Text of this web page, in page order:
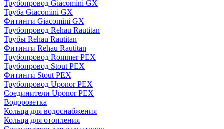
Трубопровод Giacomini GX
Труба Giacomini GX
Фитинги Giacomini GX
Трубопровод Rehau Rautitan
Трубы Rehau Rautitan
Фитинги Rehau Rautitan
Трубопровод Rommer PEX
Трубопровод Stout PEX
Фитинги Stout PEX
Трубопровод Uponor PEX
Соединители Uponor PEX
Водорозетка
Кольца для водоснабжения
Кольца для отопления